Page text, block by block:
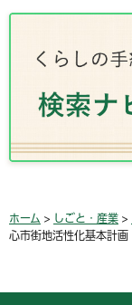
ホーム > しごと・産業 >
心市街地活性化基本計画